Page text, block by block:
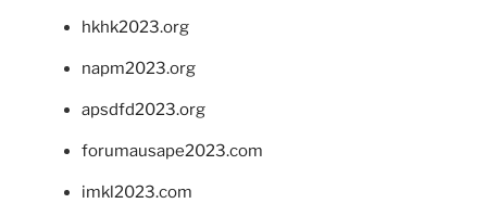
hkhk2023.org
napm2023.org
apsdfd2023.org
forumausape2023.com
imkl2023.com